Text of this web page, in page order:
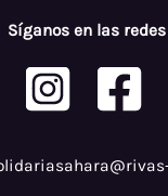
Síganos en las redes